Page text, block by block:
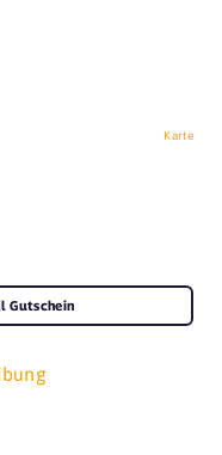
Karte
Gutschein